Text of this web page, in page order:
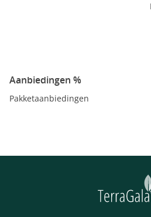
Aanbiedingen %
Pakketaanbiedingen